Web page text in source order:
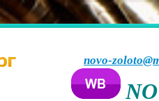
novo-